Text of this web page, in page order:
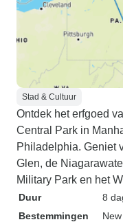
Stad & Cultuur
Ontdek het erfgoed
Central Park in
Philadelphia. Geniet
Glen, de
Military Park en het
Duur
8
Bestemmingen